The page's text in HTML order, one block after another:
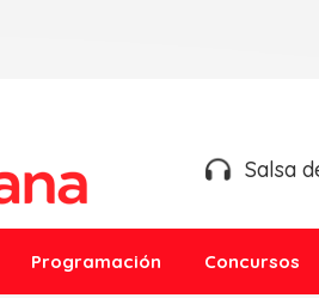
Salsa
Programación Concursos